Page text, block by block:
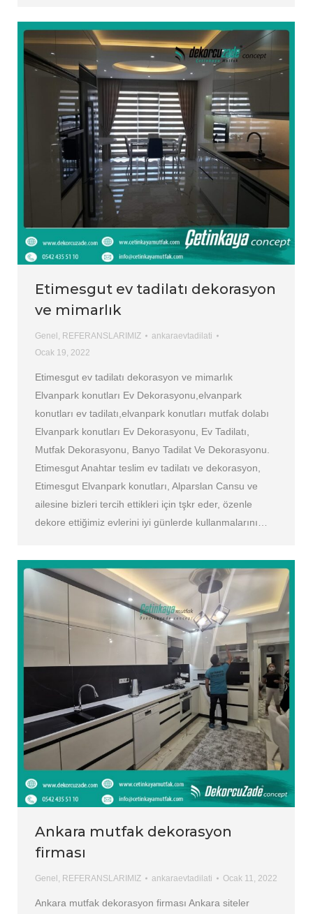
Etimesgut ev tadilatı dekorasyon
ve mimarlık
Genel , REFERANSLARIMIZ
ankaraevtadilati
Ocak 19, 2022
Etimesgut ev tadilatı dekorasyon ve mimarlık
Elvanpark konutları Ev Dekorasyonu,elvanpark
konutları ev tadilatı,elvanpark konutları mutfak dolabı
Elvanpark konutları Ev Dekorasyonu, Ev Tadilatı,
Mutfak Dekorasyonu, Banyo Tadilat Ve Dekorasyonu.
Etimesgut Anahtar teslim ev tadilatı ve dekorasyon,
Etimesgut Elvanpark konutları, Alparslan Cansu ve
ailesine bizleri tercih ettikleri için tşkr eder, özenle
dekore ettiğimiz evlerini iyi günlerde kullanmalarını…
Ankara mutfak dekorasyon
firması
Genel , REFERANSLARIMIZ ankaraevtadilati Ocak 11, 2022
Ankara mutfak dekorasyon firması Ankara siteler